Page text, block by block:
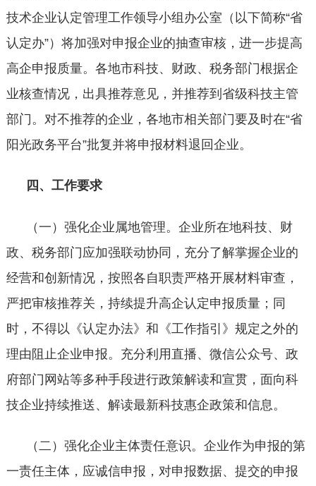
技术企业认定管理工作领导小组办公室（以下简称“省
认定办”）将加强对申报企业的抽查审核，进一步提高
高企申报质量。各地市科技、财政、税务部门根据企
业核查情况，出具推荐意见，并推荐到省级科技主管
部门。对不推荐的企业，各地市相关部门要及时在“省
阳光政务平台”批复并将申报材料退回企业。
四、工作要求
（一）强化企业属地管理。企业所在地科技、财
政、税务部门应加强联动协同，充分了解掌握企业的
经营和创新情况，按照各自职责严格开展材料审查，
严把审核推荐关，持续提升高企认定申报质量；同
时，不得以《认定办法》和《工作指引》规定之外的
理由阻止企业申报。充分利用直播、微信公众号、政
府部门网站等多种手段进行政策解读和宣贯，面向科
技企业持续推送、解读最新科技惠企政策和信息。
（二）强化企业主体责任意识。企业作为申报的第
一责任主体，应诚信申报，对申报数据、提交的申报